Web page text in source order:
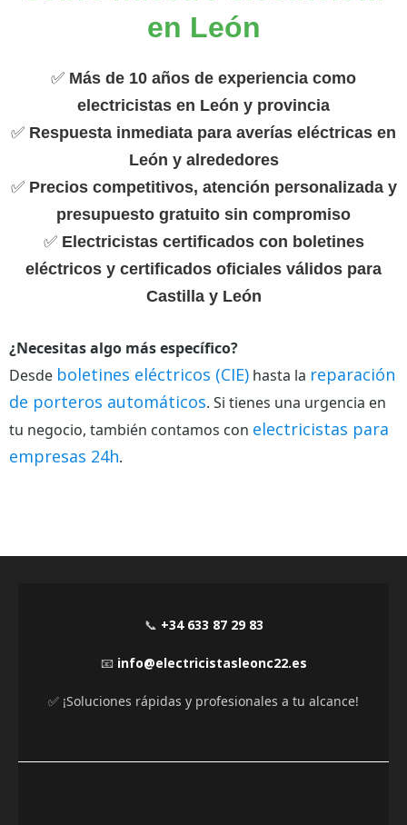
en León
✅ Más de 10 años de experiencia como
electricistas en León y provincia
✅ Respuesta inmediata para averías eléctricas en
León y alrededores
✅ Precios competitivos, atención personalizada y
presupuesto gratuito sin compromiso
✅ Electricistas certificados con boletines
eléctricos y certificados oficiales válidos para
Castilla y León
¿Necesitas algo más específico?
Desde boletines eléctricos (CIE) hasta la reparación
de porteros automáticos. Si tienes una urgencia en
tu negocio, también contamos con electricistas para
empresas 24h.
📞 +34 633 87 29 83
📧 info@electricistasleonc22.es
✅ ¡Soluciones rápidas y profesionales a tu alcance!